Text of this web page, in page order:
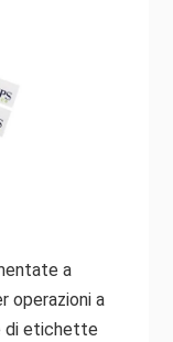
a
operazioni a
di etichette